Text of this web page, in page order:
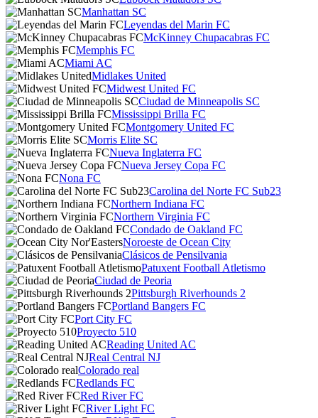
Manhattan SC
Leyendas del Marin FC
McKinney Chupacabras FC
Memphis FC
Miami AC
Midlakes United
Midwest United FC
Ciudad de Minneapolis SC
Mississippi Brilla FC
Montgomery United FC
Morris Elite SC
Nueva Inglaterra FC
Nueva Jersey Copa FC
Nona FC
Carolina del Norte FC Sub23
Northern Indiana FC
Northern Virginia FC
Condado de Oakland FC
Noroeste de Ocean City
Clásicos de Pensilvania
Patuxent Football Atletismo
Ciudad de Peoria
Pittsburgh Riverhounds 2
Portland Bangers FC
Port City FC
Proyecto 510
Reading United AC
Real Central NJ
Colorado real
Redlands FC
Red River FC
River Light FC